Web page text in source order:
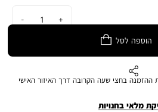
הוספה לסל
ההזמנה בחצי שעה הקרובה דרך האיזור האישי
מלאי בחנויות